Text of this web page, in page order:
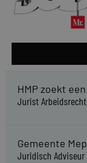
HMP zoekt een
Jurist Arbeidsrecht
Gemeente
Juridisch Adviseur